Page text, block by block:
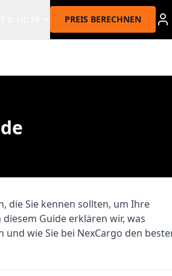
PREIS BERECHNEN
die Sie kennen sollten, um Ihre
Guide erklären wir, was
wie Sie bei NexCargo den